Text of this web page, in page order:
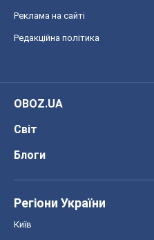
Реклама на сайті
Редакційна політика
OBOZ.UA
Світ
Блоги
Регіони України
Київ